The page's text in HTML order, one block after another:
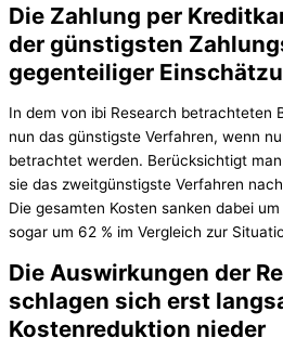
Die Zahlung per
der günstigsten
gegenteiliger
In dem von ibi Research betrachteten
nun das günstigste Verfahren, wenn
betrachtet werden. Berücksichtigt
sie das zweitgünstigste Verfahren
Die gesamten Kosten sanken dabei
sogar um 62 % im Vergleich zur
Die Auswirkungen der
schlagen sich erst
Kostenreduktion nieder